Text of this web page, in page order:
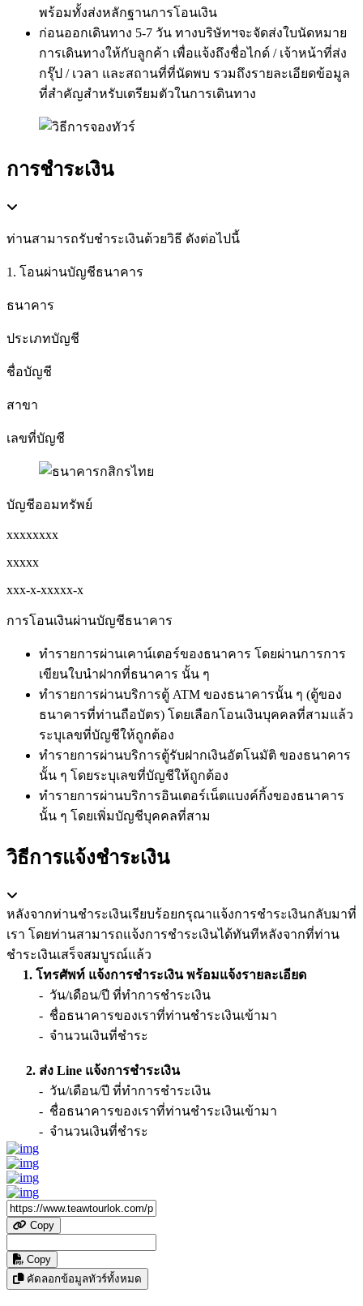
พร้อมทั้งส่งหลักฐานการโอนเงิน
ก่อนออกเดินทาง 5-7 วัน ทางบริษัทฯจะจัดส่งใบนัดหมาย
การเดินทางให้กับลูกค้า เพื่อแจ้งถึงชื่อไกด์ / เจ้าหน้าที่ส่ง
กรุ๊ป / เวลา และสถานที่ที่นัดพบ รวมถึงรายละเอียดข้อมูล
ที่สำคัญสำหรับเตรียมตัวในการเดินทาง
การชำระเงิน
ท่านสามารถรับชำระเงินด้วยวิธี ดังต่อไปนี้
1. โอนผ่านบัญชีธนาคาร
ธนาคาร
ประเภทบัญชี
ชื่อบัญชี
สาขา
เลขที่บัญชี
บัญชีออมทรัพย์
xxxxxxxx
xxxxx
xxx-x-xxxxx-x
การโอนเงินผ่านบัญชีธนาคาร
ทำรายการผ่านเคาน์เตอร์ของธนาคาร โดยผ่านการการ
เขียนใบนำฝากที่ธนาคาร นั้น ๆ
ทำรายการผ่านบริการตู้ ATM ของธนาคารนั้น ๆ (ตู้ของ
ธนาคารที่ท่านถือบัตร) โดยเลือกโอนเงินบุคคลที่สามแล้ว
ระบุเลขที่บัญชีให้ถูกต้อง
ทำรายการผ่านบริการตู้รับฝากเงินอัตโนมัติ ของธนาคาร
นั้น ๆ โดยระบุเลขที่บัญชีให้ถูกต้อง
ทำรายการผ่านบริการอินเตอร์เน็ตแบงค์กิ้งของธนาคาร
นั้น ๆ โดยเพิ่มบัญชีบุคคลที่สาม
วิธีการแจ้งชำระเงิน
หลังจากท่านชำระเงินเรียบร้อยกรุณาแจ้งการชำระเงินกลับมาที่
เรา โดยท่านสามารถแจ้งการชำระเงินได้ทันทีหลังจากที่ท่าน
ชำระเงินเสร็จสมบูรณ์แล้ว
1. โทรศัพท์ แจ้งการชำระเงิน พร้อมแจ้งรายละเอียด
- วัน/เดือน/ปี ที่ทำการชำระเงิน
- ชื่อธนาคารของเราที่ท่านชำระเงินเข้ามา
- จำนวนเงินที่ชำระ
2. ส่ง Line แจ้งการชำระเงิน
- วัน/เดือน/ปี ที่ทำการชำระเงิน
- ชื่อธนาคารของเราที่ท่านชำระเงินเข้ามา
- จำนวนเงินที่ชำระ
Copy
Copy
คัดลอกข้อมูลทัวร์ทั้งหมด